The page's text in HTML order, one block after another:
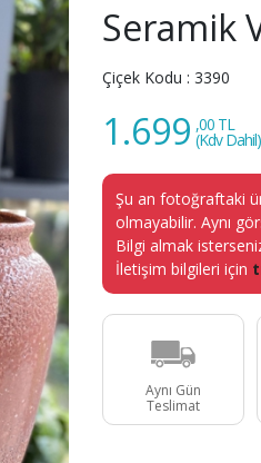
Seramik
Çiçek Kodu : 3390
1.699 ,00 TL
(Kdv Dahil)
Şu an fotoğraftaki
olmayabilir. Aynı
Bilgi almak
İletişim bilgileri için
Aynı Gün
Teslimat